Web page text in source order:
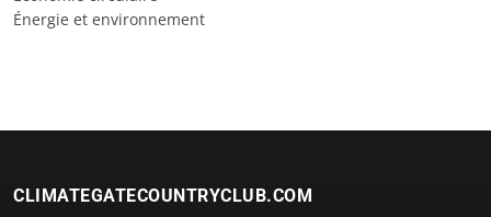
Énergie et environnement
CLIMATEGATECOUNTRYCLUB.COM